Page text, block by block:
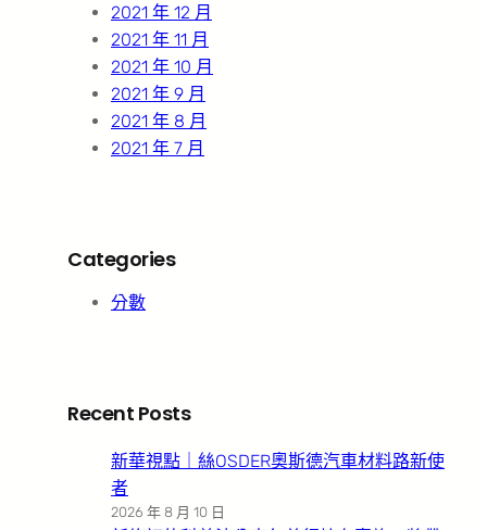
2021 年 12 月
2021 年 11 月
2021 年 10 月
2021 年 9 月
2021 年 8 月
2021 年 7 月
Categories
分數
Recent Posts
新華視點｜絲OSDER奧斯德汽車材料路新使
者
2026 年 8 月 10 日